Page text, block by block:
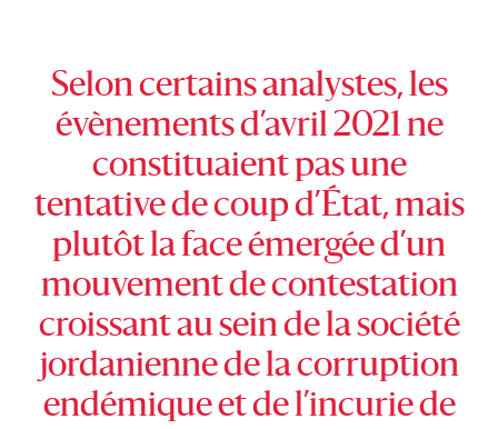
Selon certains analystes, les
évènements d’avril 2021 ne
constituaient pas une
tentative de coup d’État, mais
plutôt la face émergée d’un
mouvement de contestation
croissant au sein de la société
jordanienne de la corruption
endémique et de l’incurie de